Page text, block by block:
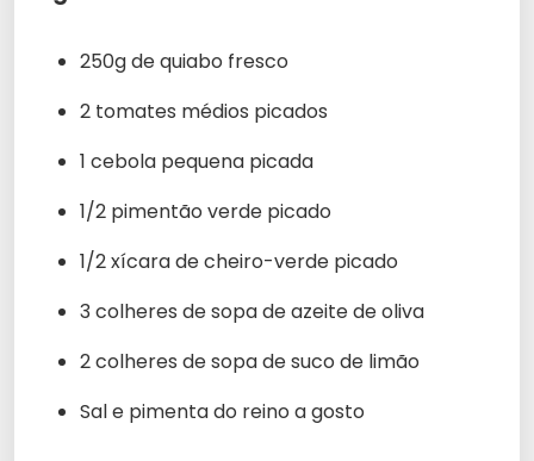
250g de quiabo fresco
2 tomates médios picados
1 cebola pequena picada
1/2 pimentão verde picado
1/2 xícara de cheiro-verde picado
3 colheres de sopa de azeite de oliva
2 colheres de sopa de suco de limão
Sal e pimenta do reino a gosto